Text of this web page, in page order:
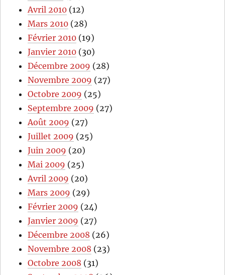
Avril 2010 (12)
Mars 2010 (28)
Février 2010 (19)
Janvier 2010 (30)
Décembre 2009 (28)
Novembre 2009 (27)
Octobre 2009 (25)
Septembre 2009 (27)
Août 2009 (27)
Juillet 2009 (25)
Juin 2009 (20)
Mai 2009 (25)
Avril 2009 (20)
Mars 2009 (29)
Février 2009 (24)
Janvier 2009 (27)
Décembre 2008 (26)
Novembre 2008 (23)
Octobre 2008 (31)